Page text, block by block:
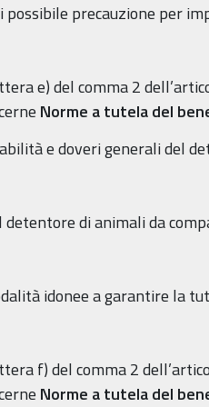
possibile precauzione per
e) del comma 2
Norme a tutela del
e doveri generali del
di animali da
idonee a garantire la
f) del comma 2
Norme a tutela del